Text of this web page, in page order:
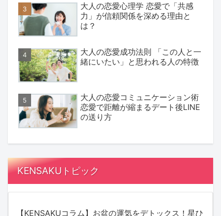
大人の恋愛心理学 恋愛で「共感
力」が信頼関係を深める理由と
は？
大人の恋愛成功法則 「この人と一
緒にいたい」と思われる人の特徴
大人の恋愛コミュニケーション術
恋愛で距離が縮まるデート後LINE
の送り方
KENSAKUトピック
【KENSAKUコラム】お盆の運気をデトックス！星ひ